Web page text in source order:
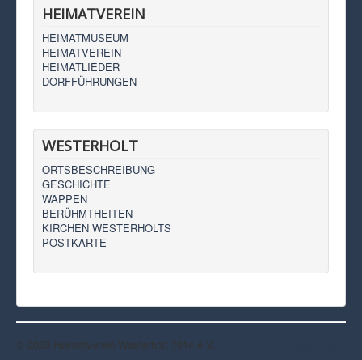
HEIMATVEREIN
HEIMATMUSEUM
HEIMATVEREIN
HEIMATLIEDER
DORFFÜHRUNGEN
WESTERHOLT
ORTSBESCHREIBUNG
GESCHICHTE
WAPPEN
BERÜHMTHEITEN
KIRCHEN WESTERHOLTS
POSTKARTE
© 2026 Heimatverein Westerholt 1914 e.V.